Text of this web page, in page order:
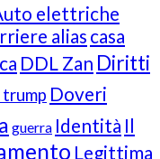
elettriche
alias casa
DDL Zan Diritti
Doveri
guerra Identità Il
Legittima